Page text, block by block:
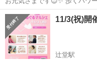
イジ-相談師せいじ でございます😁 10/29(水)は、辻堂駅北
ラス湘南 5階 で行われます #華
で快適...
神奈川 藤沢市 辻堂駅
11/3(祝)開
辻堂駅